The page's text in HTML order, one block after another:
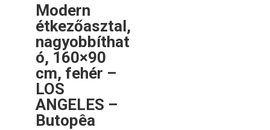
Modern
étkezőasztal,
nagyobbíthat
ó, 160×90
cm, fehér –
LOS
ANGELES –
Butopêa